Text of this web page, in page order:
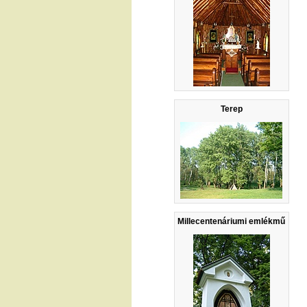
Terep
Millecentenáriumi emlékmű